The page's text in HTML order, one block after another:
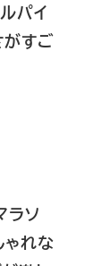
パイ
すご
ラソ
れな